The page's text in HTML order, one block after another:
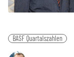
BASF Quartalszahlen